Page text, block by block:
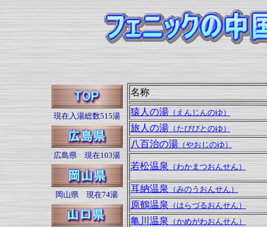
現在入湯総数515湯
広島県 現在103湯
岡山県 現在74湯
名称
猿人の湯（えんじんのゆ）
旅人の湯（たびびとのゆ）
八百治の湯（やおじのゆ）
若松温泉（わかまつおんせん）
耳納温泉（みのうおんせん）
原鶴温泉（はらづるおんせん）
亀川温泉 （かめがわおんせん）